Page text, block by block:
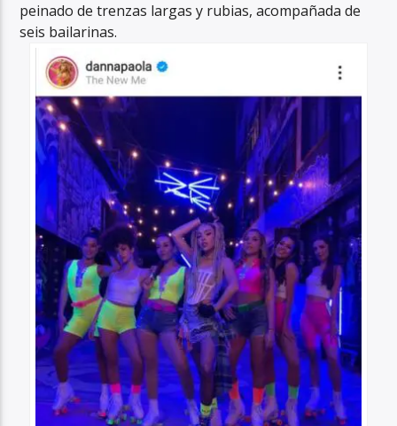
peinado de trenzas largas y rubias, acompañada de
seis bailarinas.